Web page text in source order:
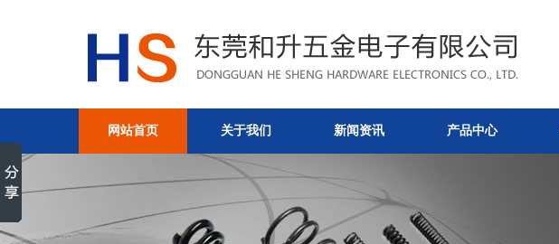
非标弹簧加工厂-电子产品弹簧-东莞和升五
金电子有限公司
网站首页 关于我们 新闻资讯 产品中心